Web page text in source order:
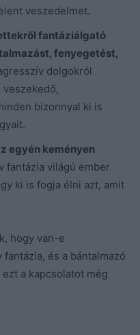
veszedelmet.
fantáziálgató
fenyegetést,
dolgokról
veszekedő,
bizonnyal ki is
egyén keményen
fantázia világú ember
ki is fogja élni azt, amit
hogy van-e
és a bántalmazó
a kapcsolatot még